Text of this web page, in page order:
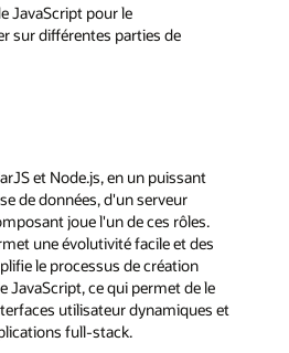
JavaScript pour le
sur différentes parties de
et Node.js, en un puissant
de données, d'un serveur
joue l'un de ces rôles.
une évolutivité facile et des
le processus de création
ce qui permet de le
utilisateur dynamiques et
full-stack.